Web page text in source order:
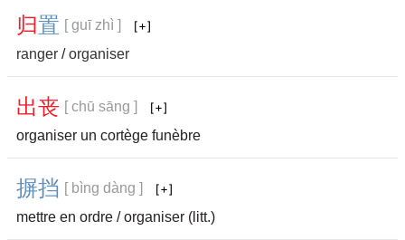
归置 [ guī zhì ]
ranger /organiser
出丧 [ chū sāng ]
organiser un cortège funèbre
摒挡 [ bìng dàng ]
mettre en ordre / organiser (litt.)